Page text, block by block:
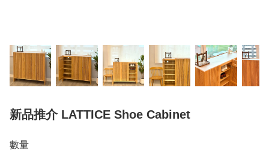
新品推介 LATTICE Shoe Cabinet
數量